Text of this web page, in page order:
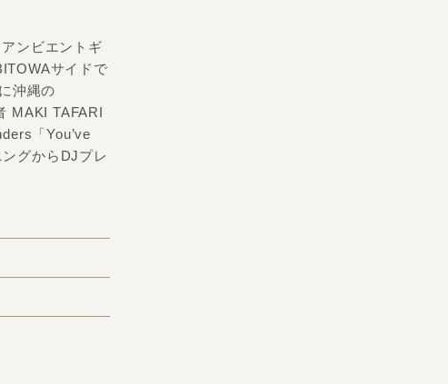
ンビエントギ
サイドで
沖縄の
MAKI TAFARI
「You’ve
グからDJプレ